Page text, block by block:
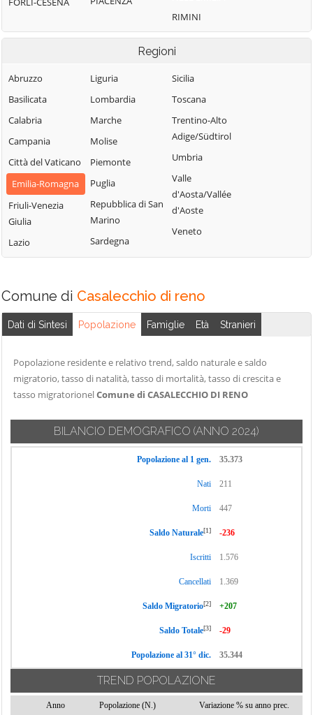
Castel del Rio
Castel Guelfo di
Terme
Castello d'Argile
Loiano
Minerbio
San Pietro in
Casale
Sant'Agata
Bolognese
Sasso Marconi
Valsamoggia
Vergato
Zola Predosa
RIMINI
Regioni
Abruzzo
Basilicata
Calabria
Campania
Città del Vaticano
Emilia-Romagna
Friuli-Venezia
Giulia
Lazio
Liguria
Lombardia
Marche
Molise
Piemonte
Puglia
Repubblica di San
Marino
Sardegna
Sicilia
Toscana
Trentino-Alto
Adige/Südtirol
Umbria
Valle
d'Aosta/Vallée
d'Aoste
Veneto
Comune di Casalecchio di reno
Dati di Sintesi Popolazione Famiglie Età Stranieri
Popolazione residente e relativo trend, saldo naturale e saldo
migratorio, tasso di natalità, tasso di mortalità, tasso di crescita e
tasso migratorionelComune di CASALECCHIO DI RENO
BILANCIO DEMOGRAFICO (ANNO 2024)
Popolazione al 1 gen. 35.373
Nati 211
Morti 447
Saldo Naturale[1] -236
Iscritti 1.576
Cancellati 1.369
Saldo Migratorio[2] +207
Saldo Totale[3] -29
Popolazione al 31° dic. 35.344
TREND POPOLAZIONE
Anno Popolazione (N.) Variazione % su anno prec.